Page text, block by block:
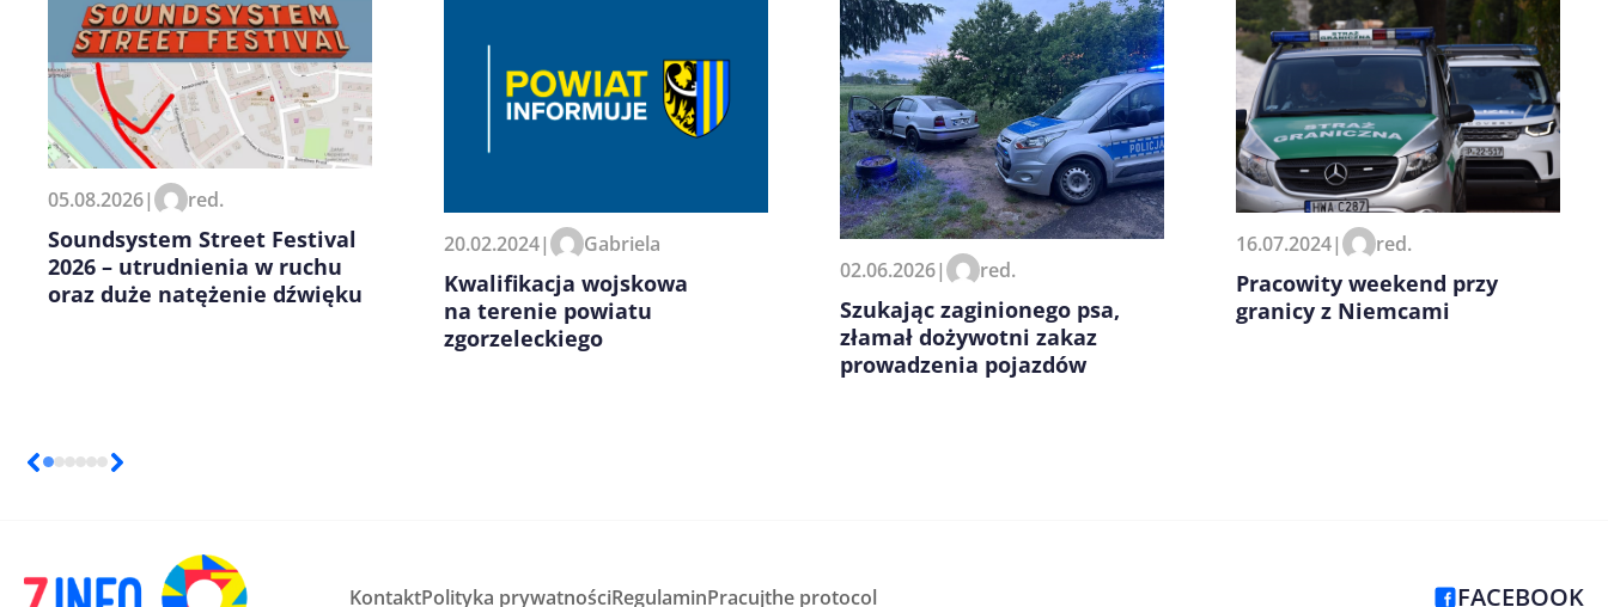
kolejnych komentarzy.
05.08.2026| red.
Soundsystem Street Festival
2026 – utrudnienia w ruchu
oraz duże natężenie dźwięku
20.02.2024| Gabriela
Kwalifikacja wojskowa
na terenie powiatu
zgorzeleckiego
02.06.2026| red.
Szukając zaginionego psa,
złamał dożywotni zakaz
prowadzenia pojazdów
16.07.2024| red.
Pracowity weekend przy
granicy z Niemcami
KontaktPolityka prywatnościRegulaminPracujthe protocol FACEBOOK